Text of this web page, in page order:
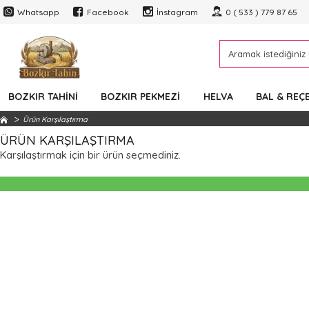
Whatsapp Facebook İnstagram 0 ( 533 ) 779 87 65
BOZKIR TAHINI BOZKIR PEKMEZI HELVA BAL &
Ürün Karşılaştırma
ÜRÜN KARŞILAŞTIRMA
Karşılaştırmak için bir ürün seçmediniz.